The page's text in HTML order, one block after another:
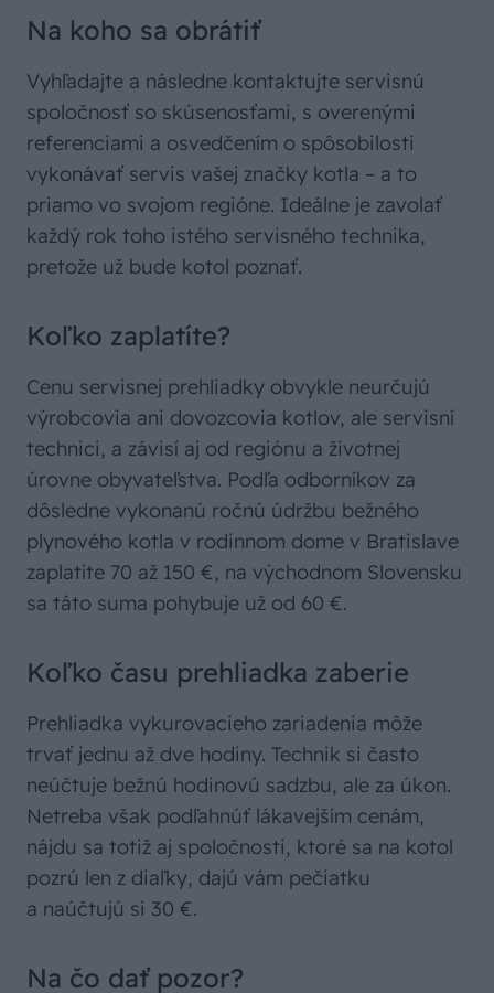
Na koho sa obrátiť
Vyhľadajte a následne kontaktujte servisnú
spoločnosť so skúsenosťami, s overenými
referenciami a osvedčením o spôsobilosti
vykonávať servis vašej značky kotla – a to
priamo vo svojom regióne. Ideálne je zavolať
každý rok toho istého servisného technika,
pretože už bude kotol poznať.
Koľko zaplatíte?
Cenu servisnej prehliadky obvykle neurčujú
výrobcovia ani dovozcovia kotlov, ale servisní
technici, a závisí aj od regiónu a životnej
úrovne obyvateľstva. Podľa odborníkov za
dôsledne vykonanú ročnú údržbu bežného
plynového kotla v rodinnom dome v Bratislave
zaplatíte 70 až 150 €, na východnom Slovensku
sa táto suma pohybuje už od 60 €.
Koľko času prehliadka zaberie
Prehliadka vykurovacieho zariadenia môže
trvať jednu až dve hodiny. Technik si často
neúčtuje bežnú hodinovú sadzbu, ale za úkon.
Netreba však podľahnúť lákavejším cenám,
nájdu sa totiž aj spoločnosti, ktoré sa na kotol
pozrú len z diaľky, dajú vám pečiatku
a naúčtujú si 30 €.
Na čo dať pozor?